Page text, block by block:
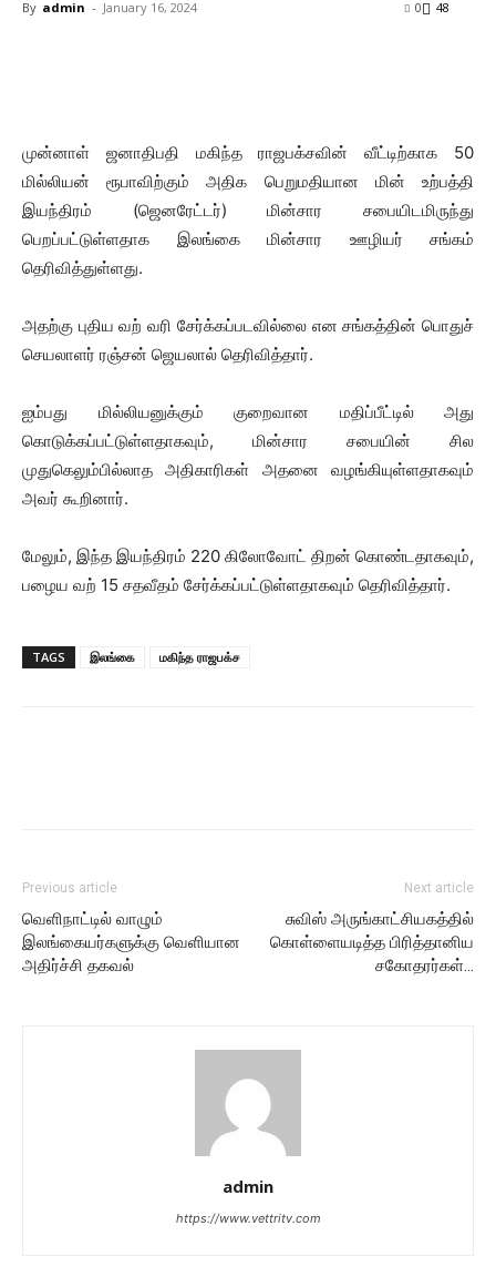
By admin - January 16, 2024 48
0
முன்னாள் ஜனாதிபதி மகிந்த ராஜபக்சவின் வீட்டிற்காக 50
மில்லியன் ரூபாவிற்கும் அதிக பெறுமதியான மின் உற்பத்தி
இயந்திரம் (ஜெனரேட்டர்) மின்சார சபையிடமிருந்து
பெறப்பட்டுள்ளதாக இலங்கை மின்சார ஊழியர் சங்கம்
தெரிவித்துள்ளது.
அதற்கு புதிய வற் வரி சேர்க்கப்படவில்லை என சங்கத்தின் பொதுச்
செயலாளர் ரஞ்சன் ஜெயலால் தெரிவித்தார்.
ஐம்பது மில்லியனுக்கும் குறைவான மதிப்பீட்டில் அது
கொடுக்கப்பட்டுள்ளதாகவும், மின்சார சபையின் சில
முதுகெலும்பில்லாத அதிகாரிகள் அதனை வழங்கியுள்ளதாகவும்
அவர் கூறினார்.
மேலும், இந்த இயந்திரம் 220 கிலோவோட் திறன் கொண்டதாகவும்,
பழைய வற் 15 சதவீதம் சேர்க்கப்பட்டுள்ளதாகவும் தெரிவித்தார்.
TAGS இலங்கை மகிந்த ராஜபக்ச
Previous article
வெளிநாட்டில் வாழும்
இலங்கையர்களுக்கு வெளியான
அதிர்ச்சி தகவல்
Next article
சுவிஸ் அருங்காட்சியகத்தில்
கொள்ளையடித்த பிரித்தானிய
சகோதரர்கள்…
admin
https://www.vettritv.com